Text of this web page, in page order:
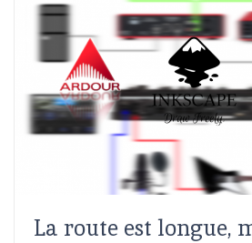
La route est longue,